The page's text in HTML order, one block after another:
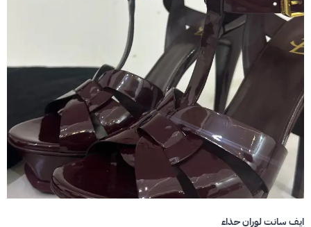
ايف سانت لوران حذاء